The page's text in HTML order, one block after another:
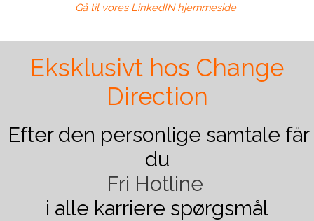
Gå til vores LinkedIN hjemmeside
Eksklusivt hos Change
Direction
Efter den personlige samtale får
du
Fri Hotline
i alle karriere spørgsmål